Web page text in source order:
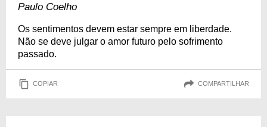
Paulo Coelho
Os sentimentos devem estar sempre em liberdade.
Não se deve julgar o amor futuro pelo sofrimento
passado.
COPIAR COMPARTILHAR